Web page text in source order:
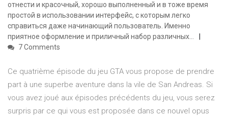
отнести и красочный, хорошо выполненный и в тоже время
простой в использовании интерфейс, с которым легко
справиться даже начинающий пользователь. Именно
приятное оформление и приличный набор различных...
7 Comments
Ce quatrième épisode du jeu GTA vous propose de prendre
part à une superbe aventure dans la vile de San Andreas. Si
vous avez joué aux épisodes précédents du jeu, vous serez
surpris par ce qui vous est proposée dans ce nouvel opus